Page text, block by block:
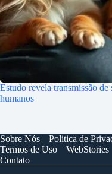
Estudo revela transmissão de
humanos
Sobre Nós Politica de
Termos de Uso
WebStories
Contato